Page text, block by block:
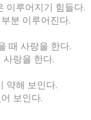
이루어지기 힘들다.
분 이루어진다.
때 사랑을 한다.
랑을 한다.
약해 보인다.
보인다.